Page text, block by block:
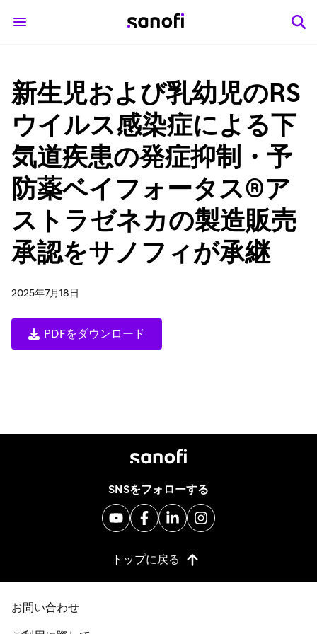
新生児および乳幼児のRS
ウイルス感染症による下
気道疾患の発症抑制・予
防薬ベイフォータス®ア
ストラゼネカの製造販売
承認をサノフィが承継
2025年7月18日
PDFをダウンロード
SNSをフォローする
トップに戻る
お問い合わせ